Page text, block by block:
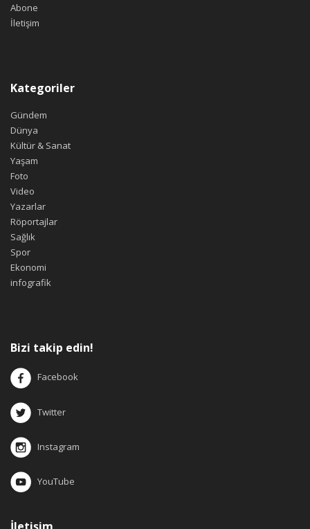
Abone
İletişim
Kategoriler
Gündem
Dünya
Kültür & Sanat
Yaşam
Foto
Video
Yazarlar
Röportajlar
Sağlık
Spor
Ekonomi
infografik
Bizi takip edin!
Facebook
Twitter
Instagram
YouTube